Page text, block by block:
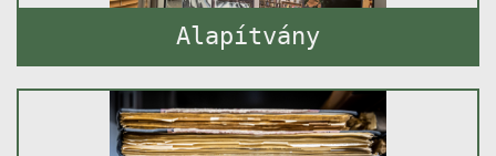
Alapítvány